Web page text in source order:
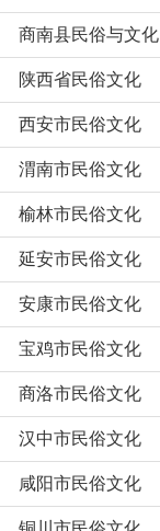
商南县民俗与文化
陕西省民俗文化
西安市民俗文化
渭南市民俗文化
榆林市民俗文化
延安市民俗文化
安康市民俗文化
宝鸡市民俗文化
商洛市民俗文化
汉中市民俗文化
咸阳市民俗文化